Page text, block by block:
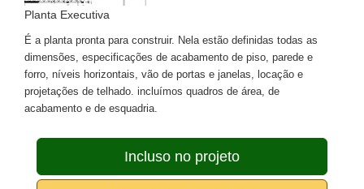
Planta Executiva
É a planta pronta para construir. Nela estão definidas todas as
dimensões, especificações de acabamento de piso, parede e
forro, níveis horizontais, vão de portas e janelas, locação e
projetações de telhado. incluímos quadros de área, de
acabamento e de esquadria.
Incluso no projeto